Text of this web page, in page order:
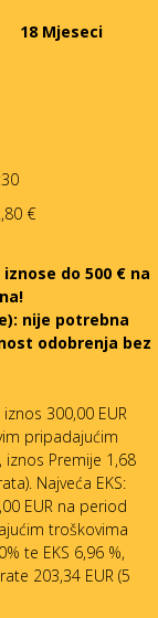
18 Mjeseci
€
do 500 € na
nije potrebna
odobrenja bez
iznos 300,00 EUR
pripadajućim
iznos Premije 1,68
Najveća EKS:
EUR na period
troškovima
te EKS 6,96 %,
203,34 EUR (5